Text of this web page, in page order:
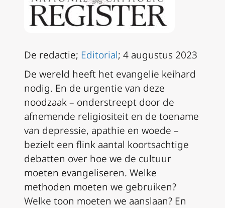
De redactie; Editorial; 4 augustus 2023
De wereld heeft het evangelie keihard
nodig. En de urgentie van deze
noodzaak – onderstreept door de
afnemende religiositeit en de toename
van depressie, apathie en woede –
bezielt een flink aantal koortsachtige
debatten over hoe we de cultuur
moeten evangeliseren. Welke
methoden moeten we gebruiken?
Welke toon moeten we aanslaan? En